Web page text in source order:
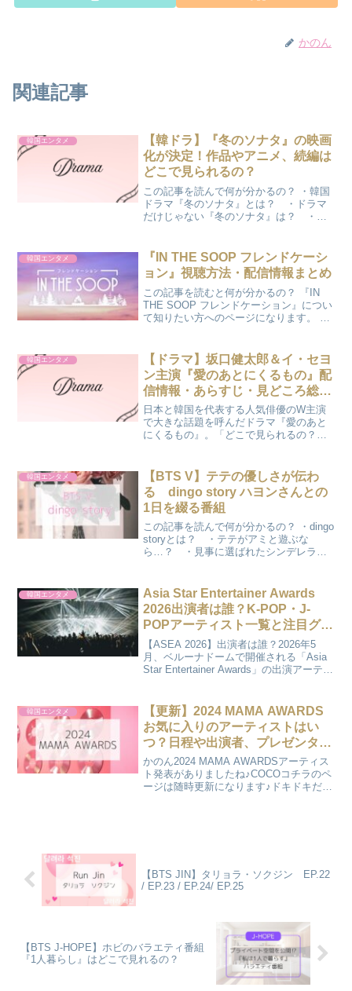
かのん
関連記事
韓国エンタメ
【韓ドラ】『冬のソナタ』の映画
化が決定！作品やアニメ、続編は
どこで見られるの？
この記事を読んで何が分かるの？ ・韓国
ドラマ『冬のソナタ』とは？ ・ドラマ
だけじゃない『冬のソナタ』は？ ・出
のソナタ』について書いていきます♪『冬
のソナタ』とは？『...
韓国エンタメ
『IN THE SOOP フレンドケーシ
ョン』視聴方法・配信情報まとめ
この記事を読むと何が分かるの？ 『IN
THE SOOP フレンドケーション』につい
て知りたい方へのページになります。 視
にて独占配信されています。I...
韓国エンタメ
【ドラマ】坂口健太郎＆イ・セヨ
ン主演『愛のあとにくるもの』配
信情報・あらすじ・見どころ総ま
とめ！
日本と韓国を代表する人気俳優のW主演
で大きな話題を呼んだドラマ『愛のあと
にくるもの』。「どこで見られるの？」
信スケジュールやあらすじ、豪華キャス
トのプロフィールまで詳し...
韓国エンタメ
【BTS V】テテの優しさが伝わ
る dingo story ハヨンさんとの
1日を綴る番組
この記事を読んで何が分かるの？ ・dingo
storyとは？ ・テテがアミと遊ぶな
ら…？ ・見事に選ばれたシンデレラガ
ので分かる範囲で書いていきますね...
韓国エンタメ
Asia Star Entertainer Awards
2026出演者は誰？K-POP・J-
POPアーティスト一覧と注目グル
ープまとめ【ASEA 2026】
【ASEA 2026】出演者は誰？2026年5
月、ベルーナドームで開催される「Asia
Star Entertainer Awards」の出演アーティ
方法まで随時更新中！
韓国エンタメ
【更新】2024 MAMA AWARDS
お気に入りのアーティストはい
つ？日程や出演者、プレゼンター
は？
かのん2024 MAMA AWARDSアーティス
ト発表がありましたね♪COCOコチラのペ
ージは随時更新になります♪ドキドキだ
【BTS JIN】タリョラ・ソクジン EP.22
/ EP.23 / EP.24/ EP.25
【BTS J-HOPE】ホビのバラエティ番組
『1人暮らし』はどこで見れるの？